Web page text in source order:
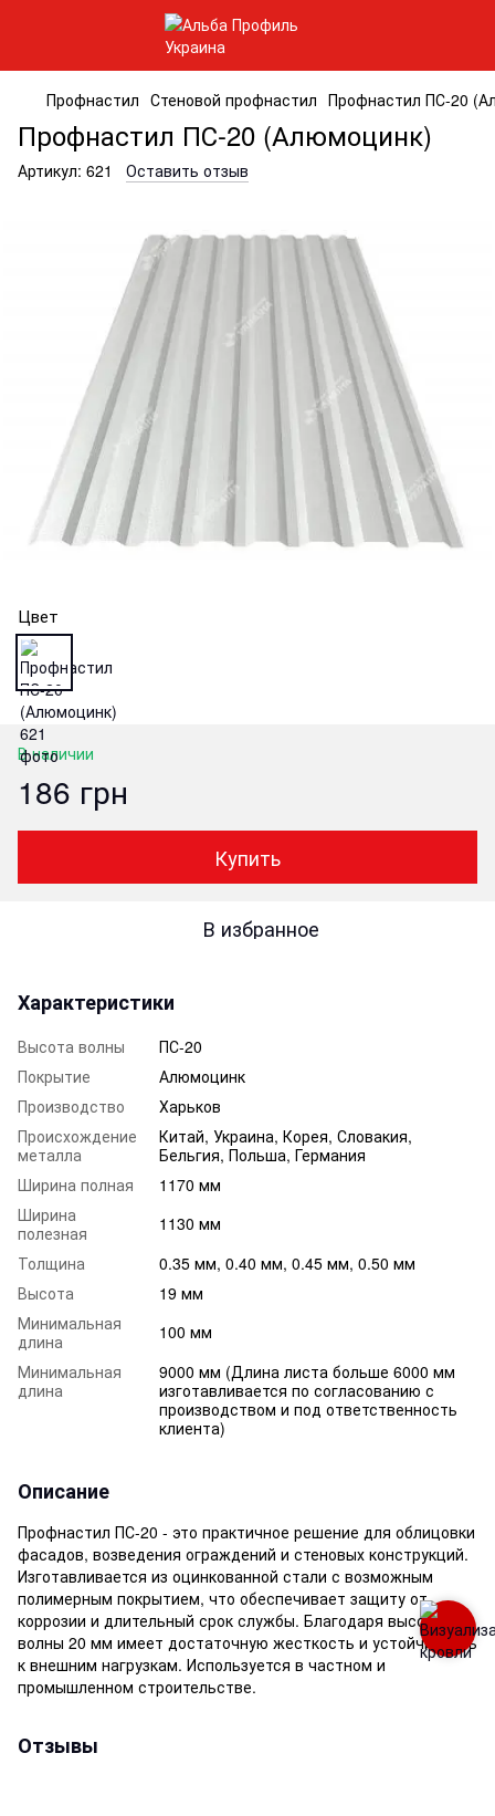
Профнастил Стеновой профнастил Профнастил ПС-20
Профнастил ПС-20 (Алюмоцинк)
Артикул: 621 Оставить отзыв
Цвет
В наличии
186 грн
Купить
В избранное
Характеристики
Высота волны
ПС-20
Покрытие
Алюмоцинк
Производство
Харьков
Происхождение
металла
Китай, Украина, Корея, Словакия,
Бельгия, Польша, Германия
Ширина полная
1170 мм
Ширина
полезная
1130 мм
Толщина
0.35 мм, 0.40 мм, 0.45 мм, 0.50 мм
Высота
19 мм
Минимальная
длина
100 мм
Минимальная
длина
9000 мм (Длина листа больше 6000 мм
изготавливается по согласованию с
производством и под ответственность
клиента)
Описание
Профнастил ПС-20 - это практичное решение для облицовки
фасадов, возведения ограждений и стеновых конструкций.
Изготавливается из оцинкованной стали с возможным
полимерным покрытием, что обеспечивает защиту от
коррозии и длительный срок службы. Благодаря высоте
волны 20 мм имеет достаточную жесткость и устойчивость
к внешним нагрузкам. Используется в частном и
промышленном строительстве.
Отзывы